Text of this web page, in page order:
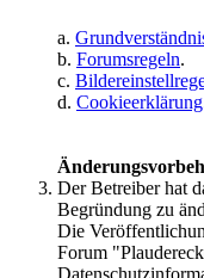
a.
b. Forumsregeln.
c.
d. Cookieerklärung
Der Betreiber hat
Begründung zu
Die
Forum